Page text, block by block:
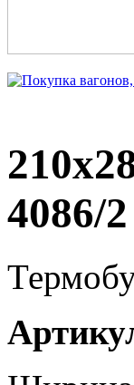
4086/2